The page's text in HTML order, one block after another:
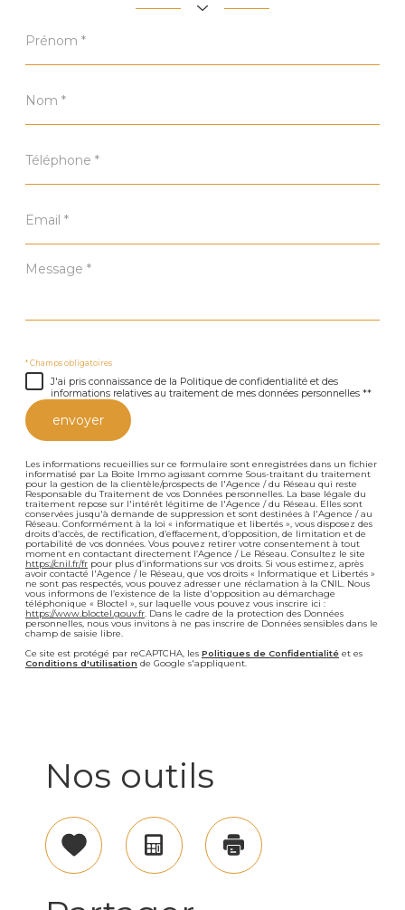
*
*
*
Message
* Champs obligatoires
J'ai pris connaissance de la Politique de confidentialité et des
informations relatives au traitement de mes données personnelles **
envoyer
Les informations recueillies sur ce formulaire sont enregistrées dans un fichier
informatisé par La Boite Immo agissant comme Sous-traitant du traitement
pour la gestion de la clientèle/prospects de l'Agence / du Réseau qui reste
Responsable du Traitement de vos Données personnelles. La base légale du
traitement repose sur l'intérêt légitime de l'Agence / du Réseau. Elles sont
conservées jusqu'à demande de suppression et sont destinées à l'Agence / au
Réseau. Conformément à la loi « informatique et libertés », vous disposez des
droits d’accès, de rectification, d’effacement, d’opposition, de limitation et de
portabilité de vos données. Vous pouvez retirer votre consentement à tout
moment en contactant directement l’Agence / Le Réseau. Consultez le site
https://cnil.fr/fr pour plus d’informations sur vos droits. Si vous estimez, après
avoir contacté l'Agence / le Réseau, que vos droits « Informatique et Libertés »
ne sont pas respectés, vous pouvez adresser une réclamation à la CNIL. Nous
vous informons de l’existence de la liste d'opposition au démarchage
téléphonique « Bloctel », sur laquelle vous pouvez vous inscrire ici :
https://www.bloctel.gouv.fr . Dans le cadre de la protection des Données
personnelles, nous vous invitons à ne pas inscrire de Données sensibles dans le
champ de saisie libre.
Ce site est protégé par reCAPTCHA, les Politiques de Confidentialité et es
Conditions d'utilisation de Google s'appliquent.
Nos outils
SélectionnerCalculatriceImprimer